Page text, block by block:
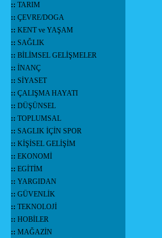
:: TARIM
:: ÇEVRE/DOGA
:: KENT ve YAŞAM
:: SAĞLIK
:: BİLİMSEL GELİŞMELER
:: İNANÇ
:: SİYASET
:: ÇALIŞMA HAYATI
:: DÜŞÜNSEL
:: TOPLUMSAL
:: SAGLIK İÇİN SPOR
:: KİŞİSEL GELİŞİM
:: EKONOMİ
:: EGİTİM
:: YARGIDAN
:: GÜVENLİK
:: TEKNOLOJİ
:: HOBİLER
:: MAĞAZİN